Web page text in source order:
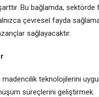
Bu bağlamda,
çevresel fayda
sağlayacaktır.
teknolojilerini
süreçlerini geliştirmek.